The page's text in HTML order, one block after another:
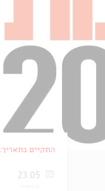
התקיים בתאריך:
23.05